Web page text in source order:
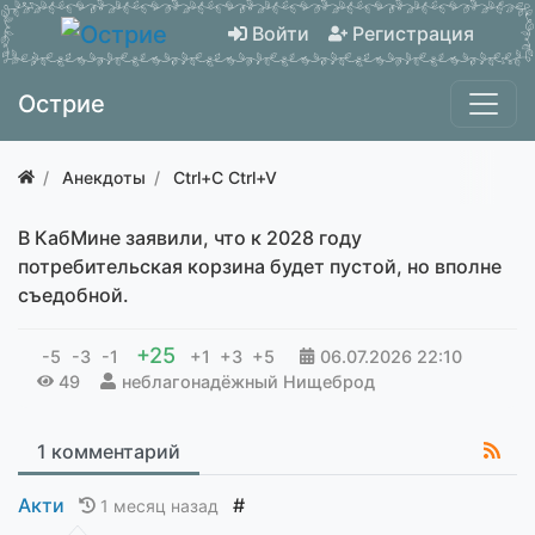
Войти Регистрация
Острие
Анекдоты Ctrl+C Ctrl+V
В КабМине заявили, что к 2028 году
потребительcкая корзина будет пуcтой, но вполне
съедoбной.
-5 -3 -1 +25 +1 +3 +5 06.07.2026 22:10
49
неблагонадёжный Нищеброд
1 комментарий
Акти 1 месяц назад #